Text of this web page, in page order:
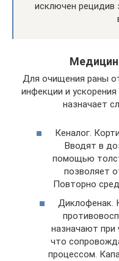
исключен рецидив
Для очищения раны
инфекции и
назначает
Кеналог.
Вводят в
помощью
позволяет
Повторно
Диклофенак.
назначают при
что
процессом.